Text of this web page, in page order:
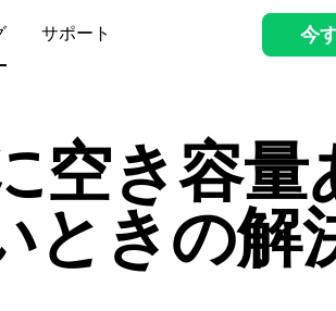
サポート 今
空き容量
ときの解